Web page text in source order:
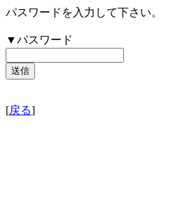
パスワードを入力して下さい。
▼パスワード
[戻る]